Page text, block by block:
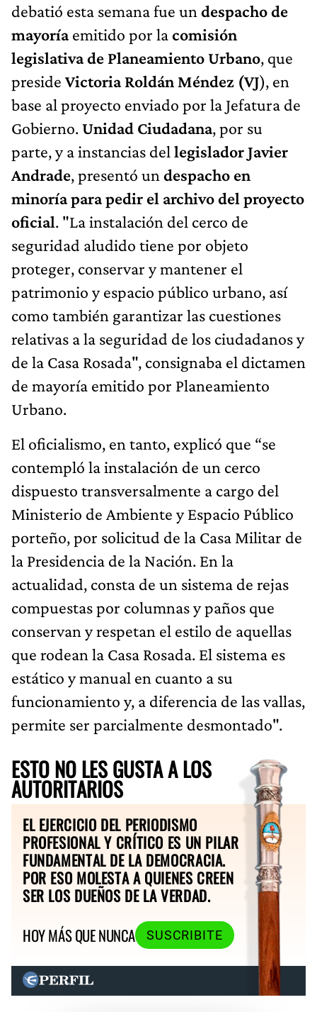
debatió esta semana fue un despacho de
mayoríaemitido por lacomisión
legislativa de Planeamiento Urbano, que
preside Victoria Roldán Méndez (VJ), en
base al proyecto enviado por la Jefatura de
Gobierno.Unidad Ciudadana, por su
parte, y a instancias del legislador Javier
Andrade, presentó un despacho en
minoría para pedir el archivo del proyecto
oficial. "La instalación del cerco de
seguridad aludido tiene por objeto
proteger, conservar y mantener el
patrimonio y espacio público urbano, así
como también garantizar las cuestiones
relativas a la seguridad de los ciudadanos y
de la Casa Rosada", consignaba el dictamen
de mayoría emitido por Planeamiento
Urbano.
El oficialismo, en tanto, explicó que “se
contempló la instalación de un cerco
dispuesto transversalmente a cargo del
Ministerio de Ambiente y Espacio Público
porteño, por solicitud de la Casa Militar de
la Presidencia de la Nación. En la
actualidad, consta de un sistema de rejas
compuestas por columnas y paños que
conservan y respetan el estilo de aquellas
que rodean la Casa Rosada. El sistema es
estático y manual en cuanto a su
funcionamiento y, a diferencia de las vallas,
permite ser parcialmente desmontado".
ESTO NO LES GUSTA A LOS
AUTORITARIOS
EL EJERCICIO DEL PERIODISMO
PROFESIONAL Y CRÍTICO ES UN PILAR
FUNDAMENTAL DE LA DEMOCRACIA.
POR ESO MOLESTA A QUIENES CREEN
SER LOS DUEÑOS DE LA VERDAD.
HOY MÁS QUE NUNCA
SUSCRIBITE